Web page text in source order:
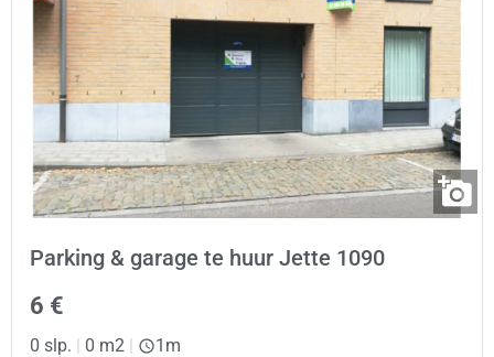
Parking & garage te huur Jette 1090
6 €
0 slp. | 0 m2 | 1m